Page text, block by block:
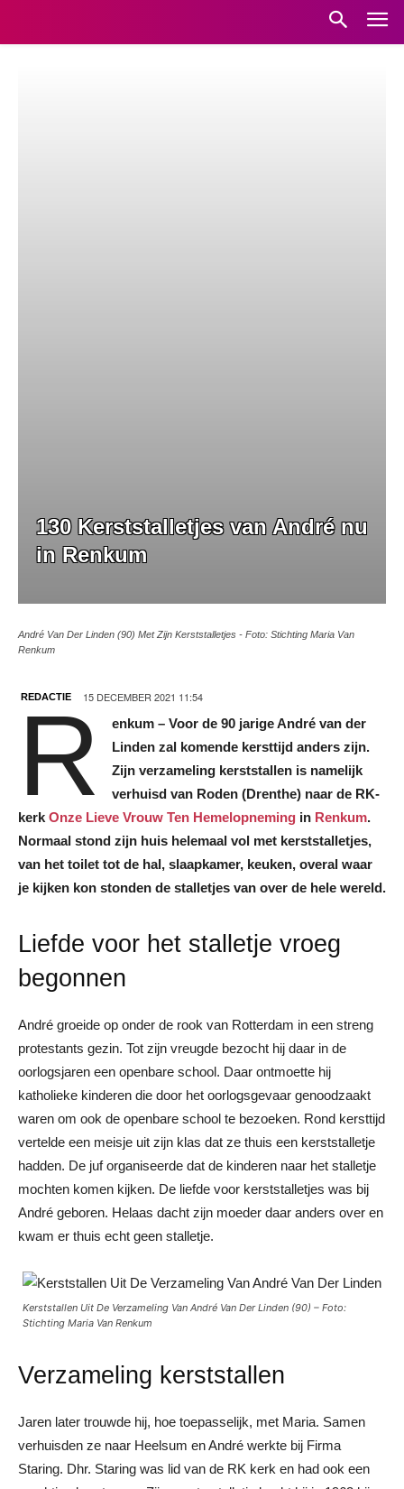
130 Kerststalletjes van André nu
in Renkum
André Van Der Linden (90) Met Zijn Kerststalletjes - Foto: Stichting Maria Van
Renkum
REDACTIE 15 DECEMBER 2021 11:54
R
enkum – Voor de 90 jarige André van der
Linden zal komende kersttijd anders zijn.
Zijn verzameling kerststallen is namelijk
verhuisd van Roden (Drenthe) naar de RK-
kerk Onze Lieve Vrouw Ten Hemelopneming in Renkum.
Normaal stond zijn huis helemaal vol met kerststalletjes,
van het toilet tot de hal, slaapkamer, keuken, overal waar
je kijken kon stonden de stalletjes van over de hele wereld.
Liefde voor het stalletje vroeg
begonnen
André groeide op onder de rook van Rotterdam in een streng
protestants gezin. Tot zijn vreugde bezocht hij daar in de
oorlogsjaren een openbare school. Daar ontmoette hij
katholieke kinderen die door het oorlogsgevaar genoodzaakt
waren om ook de openbare school te bezoeken. Rond kersttijd
vertelde een meisje uit zijn klas dat ze thuis een kerststalletje
hadden. De juf organiseerde dat de kinderen naar het stalletje
mochten komen kijken. De liefde voor kerststalletjes was bij
André geboren. Helaas dacht zijn moeder daar anders over en
kwam er thuis echt geen stalletje.
Kerststallen Uit De Verzameling Van André Van Der Linden (90) – Foto:
Stichting Maria Van Renkum
Verzameling kerststallen
Jaren later trouwde hij, hoe toepasselijk, met Maria. Samen
verhuisden ze naar Heelsum en André werkte bij Firma
Staring. Dhr. Staring was lid van de RK kerk en had ook een